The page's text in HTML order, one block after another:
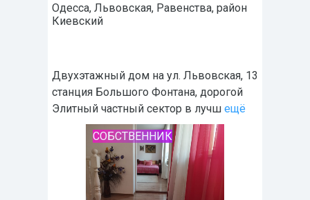
Одесса, Львовская, Равенства, район
Киевский
Двухэтажный дом на ул. Львовская, 13
станция Большого Фонтана, дорогой
Элитный частный сектор в лучш ещё
СОБСТВЕННИК